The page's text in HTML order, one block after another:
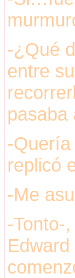
-¿Qué
entre
pasaba
-
replicó
-Me
-Tonto-